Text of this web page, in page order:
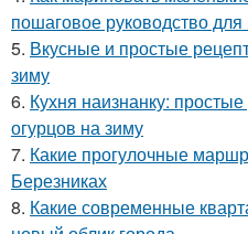
пошаговое руководство
5. Вкусные и простые
зиму
6. Кухня наизнанку:
огурцов на зиму
7. Какие прогулочные
Березниках
8. Какие современные